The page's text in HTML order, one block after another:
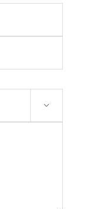
